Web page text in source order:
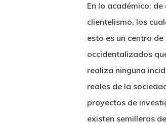
En lo académico: de
clientelismo, los
esto es un centro
occidentalizados
realiza ninguna
reales de la
proyectos de
existen semilleros